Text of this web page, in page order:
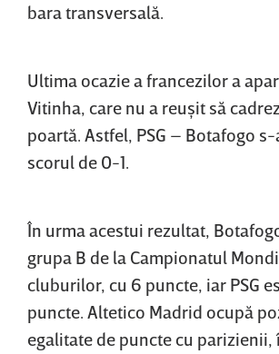
bara transversală.
Ultima ocazie a francezilor a
Vitinha, care nu a reuşit să
poartă. Astfel, PSG – Botafogo
scorul de 0-1.
În urma acestui rezultat,
grupa B de la Campionatul
cluburilor, cu 6 puncte, iar PSG
puncte. Altetico Madrid ocupă
egalitate de puncte cu parizienii,